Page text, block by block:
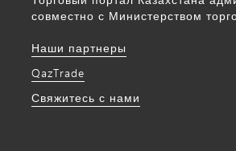
совместно с Министерством
Наши партнеры
QazTrade
Свяжитесь с нами